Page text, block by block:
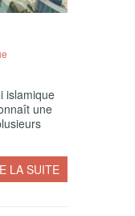
islamique
une
LA SUITE